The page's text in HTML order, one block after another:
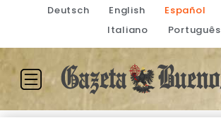
Deutsch English Español
Italiano
Português